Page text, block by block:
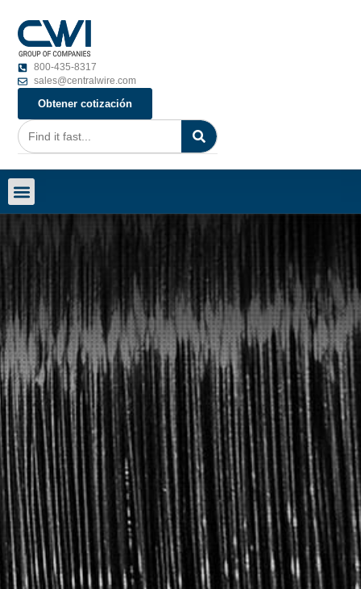
800-435-8317
sales@centralwire.com
Obtener cotización